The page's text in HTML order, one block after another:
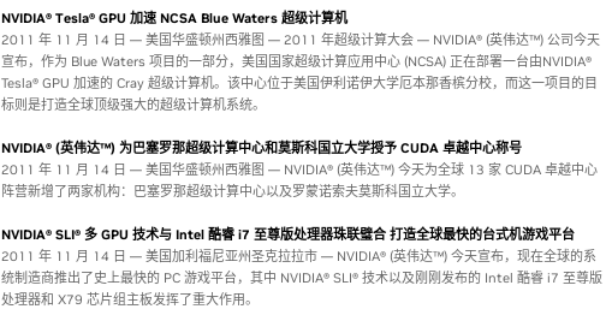
NVIDIA® Tesla® GPU 加速 NCSA Blue Waters 超级计算机
2011 年 11 月 14 日 — 美国华盛顿州西雅图 — 2011 年超级计算大会 — NVIDIA® (英伟达™) 公司今天
宣布，作为 Blue Waters 项目的一部分，美国国家超级计算应用中心 (NCSA) 正在部署一台由NVIDIA®
Tesla® GPU 加速的 Cray 超级计算机。该中心位于美国伊利诺伊大学厄本那香槟分校，而这一项目的目
标则是打造全球顶级强大的超级计算机系统。
NVIDIA® (英伟达™) 为巴塞罗那超级计算中心和莫斯科国立大学授予 CUDA 卓越中心称号
2011 年 11 月 14 日 — 美国华盛顿州西雅图 — NVIDIA® (英伟达™) 今天为全球 13 家 CUDA 卓越中心
阵营新增了两家机构：巴塞罗那超级计算中心以及罗蒙诺索夫莫斯科国立大学。
NVIDIA® SLI® 多 GPU 技术与 Intel 酷睿 i7 至尊版处理器珠联璧合 打造全球最快的台式机游戏平台
2011 年 11 月 14 日 — 美国加利福尼亚州圣克拉拉市 — NVIDIA® (英伟达™) 今天宣布，现在全球的系
统制造商推出了史上最快的 PC 游戏平台，其中 NVIDIA® SLI® 技术以及刚刚发布的 Intel 酷睿 i7 至尊版
处理器和 X79 芯片组主板发挥了重大作用。